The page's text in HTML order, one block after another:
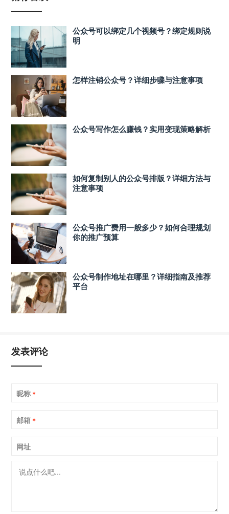
公众号可以绑定几个视频号？绑定规则说
明
怎样注销公众号？详细步骤与注意事项
公众号写作怎么赚钱？实用变现策略解析
如何复制别人的公众号排版？详细方法与
注意事项
公众号推广费用一般多少？如何合理规划
你的推广预算
公众号制作地址在哪里？详细指南及推荐
平台
发表评论
昵称 *
邮箱 *
网址